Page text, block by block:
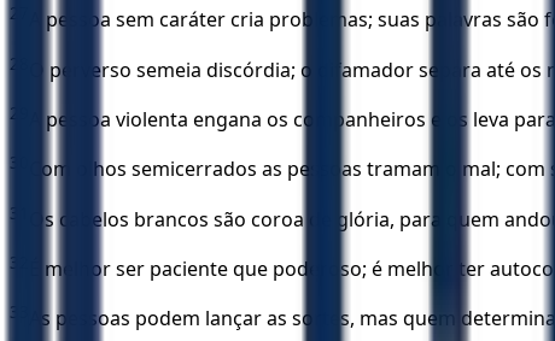
27 A pessoa sem caráter cria problemas; suas palavras são
28 O perverso semeia discórdia; o difamador separa até os
29 A pessoa violenta engana os companheiros e os leva
30 Com olhos semicerrados as pessoas tramam o mal;
31 Os cabelos brancos são coroa de glória, para quem
32 É melhor ser paciente que poderoso; é melhor ter
33
As pessoas podem lançar as sortes, mas quem